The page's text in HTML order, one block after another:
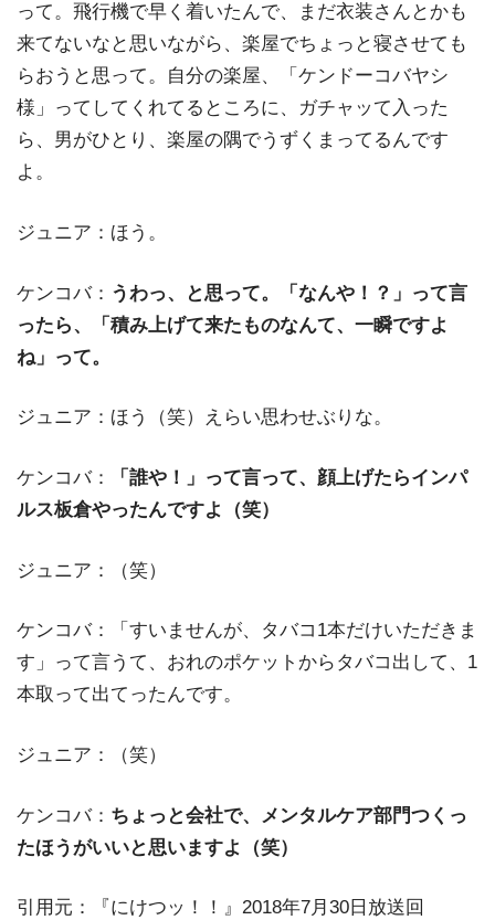
って。飛行機で早く着いたんで、まだ衣装さんとかも
来てないなと思いながら、楽屋でちょっと寝させても
らおうと思って。自分の楽屋、「ケンドーコバヤシ
様」ってしてくれてるところに、ガチャッて入った
ら、男がひとり、楽屋の隅でうずくまってるんです
よ。
ジュニア：ほう。
ケンコバ： うわっ、と思って。「なんや！？」って言
ったら、「積み上げて来たものなんて、一瞬ですよ
ね」って。
ジュニア：ほう（笑）えらい思わせぶりな。
ケンコバ：
「誰や！」って言って、顔上げたらインパ
ルス板倉やったんですよ（笑）
ジュニア：（笑）
ケンコバ：「すいませんが、タバコ1本だけいただきま
す」って言うて、おれのポケットからタバコ出して、1
本取って出てったんです。
ジュニア：（笑）
ケンコバ： ちょっと会社で、メンタルケア部門つくっ
たほうがいいと思いますよ（笑）
引用元：『にけつッ！！』2018年7月30日放送回